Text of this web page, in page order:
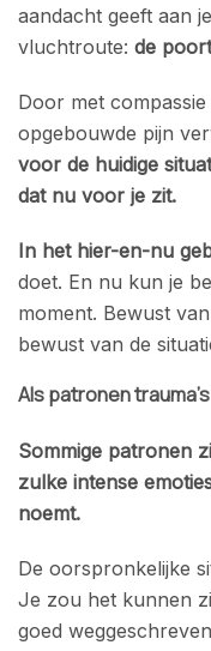
aandacht geeft aan
vluchtroute: de
Door met
opgebouwde pijn
voor de huidige
dat nu voor je zit.
In het hier-en-nu
doet. En nu kun je
moment. Bewust
bewust van de
Als patronen
Sommige patronen
zulke intense
noemt.
De oorspronkelijke
Je zou het kunnen
goed